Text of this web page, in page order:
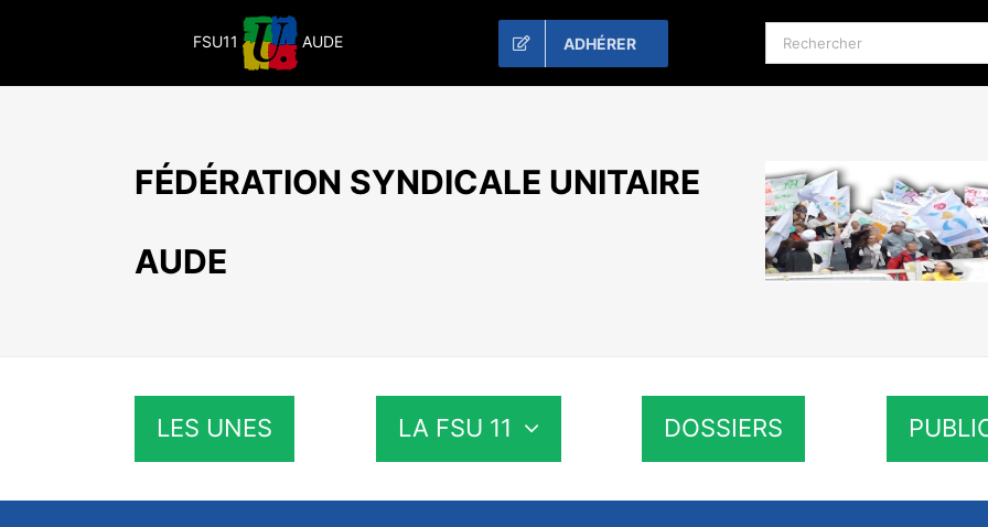
FSU11 AUDE ADHÉRER Rechercher:
FÉDÉRATION SYNDICALE UNITAIRE
AUDE
LES UNES LA FSU 11 DOSSIERS